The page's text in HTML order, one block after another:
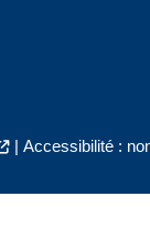
| Accessibilité :